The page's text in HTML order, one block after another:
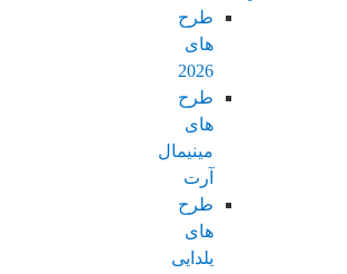
طرح
های
2026
طرح
های
مینیمال
آرت
طرح
های
یلدایی